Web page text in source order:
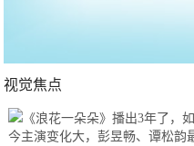
视觉焦点